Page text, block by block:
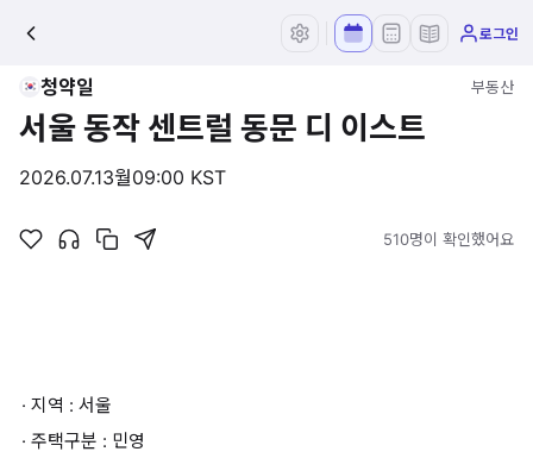
로그인
청약일 부동산
서울 동작 센트럴 동문 디 이스트
2026.07.13월09:00 KST
510명이 확인했어요
· 지역 : 서울
· 주택구분 : 민영